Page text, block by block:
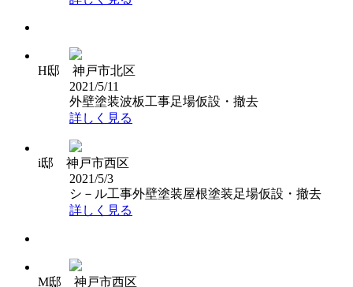
H邸 神戸市北区
2021/5/11
外壁塗装波板工事足場仮設・撤去
詳しく見る
i邸 神戸市西区
2021/5/3
シ－ル工事外壁塗装屋根塗装足場仮設・撤去
詳しく見る
M邸 神戸市西区